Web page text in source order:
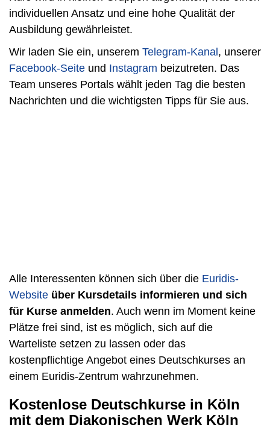
individuellen Ansatz und eine hohe Qualität der
Ausbildung gewährleistet.
Wir laden Sie ein, unserem Telegram-Kanal, unserer
Facebook-Seite und Instagram beizutreten. Das
Team unseres Portals wählt jeden Tag die besten
Nachrichten und die wichtigsten Tipps für Sie aus.
Alle Interessenten können sich über die Euridis-
Website über Kursdetails informieren und sich
für Kurse anmelden. Auch wenn im Moment keine
Plätze frei sind, ist es möglich, sich auf die
Warteliste setzen zu lassen oder das
kostenpflichtige Angebot eines Deutschkurses an
einem Euridis-Zentrum wahrzunehmen.
Kostenlose Deutschkurse in Köln
mit dem Diakonischen Werk Köln